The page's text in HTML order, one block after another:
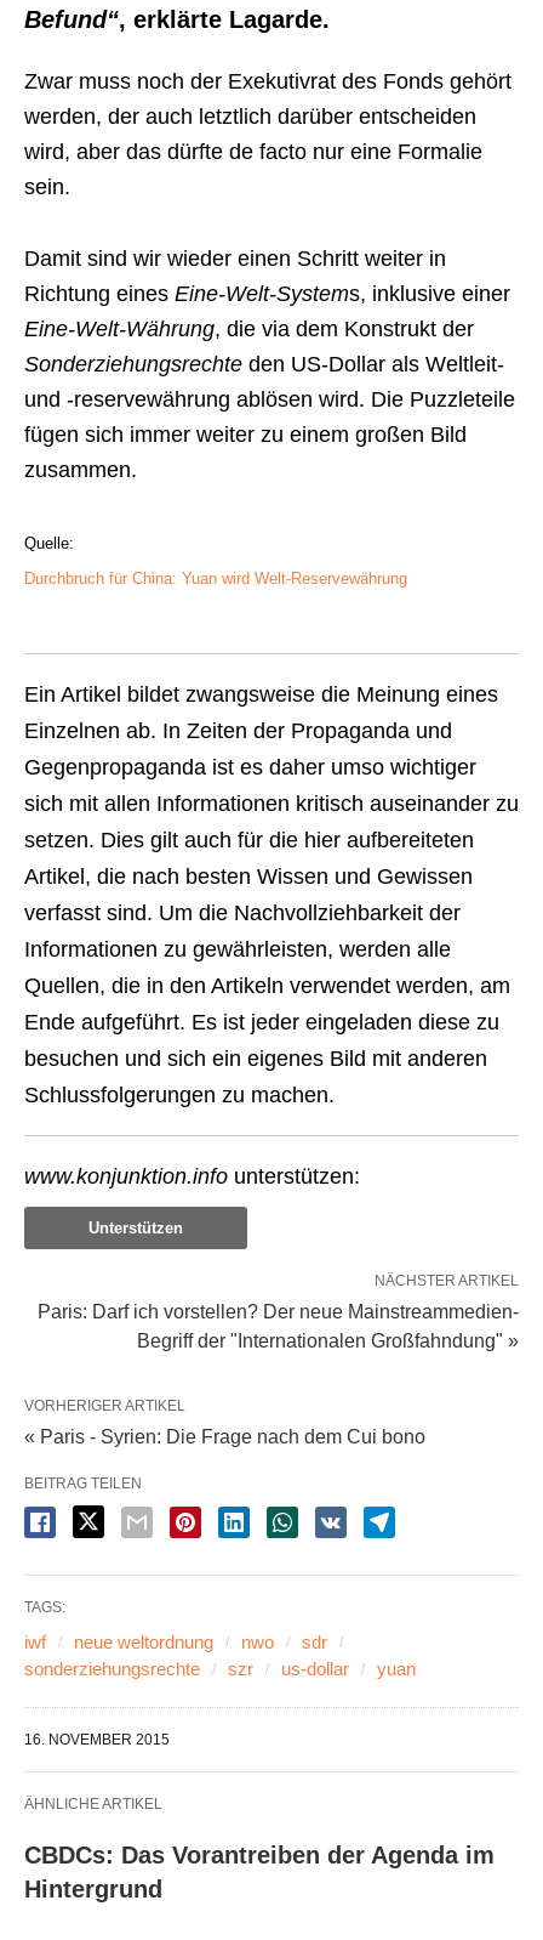
Befund“, erklärte Lagarde.
Zwar muss noch der Exekutivrat des Fonds gehört
werden, der auch letztlich darüber entscheiden
wird, aber das dürfte de facto nur eine Formalie
sein.
Damit sind wir wieder einen Schritt weiter in
Richtung eines Eine-Welt-Systems, inklusive einer
Eine-Welt-Währung, die via dem Konstrukt der
Sonderziehungsrechte den US-Dollar als Weltleit-
und -reservewährung ablösen wird. Die Puzzleteile
fügen sich immer weiter zu einem großen Bild
zusammen.
Quelle:
Durchbruch für China: Yuan wird Welt-Reservewährung
Ein Artikel bildet zwangsweise die Meinung eines
Einzelnen ab. In Zeiten der Propaganda und
Gegenpropaganda ist es daher umso wichtiger
sich mit allen Informationen kritisch auseinander zu
setzen. Dies gilt auch für die hier aufbereiteten
Artikel, die nach besten Wissen und Gewissen
verfasst sind. Um die Nachvollziehbarkeit der
Informationen zu gewährleisten, werden alle
Quellen, die in den Artikeln verwendet werden, am
Ende aufgeführt. Es ist jeder eingeladen diese zu
besuchen und sich ein eigenes Bild mit anderen
Schlussfolgerungen zu machen.
www.konjunktion.info unterstützen:
Unterstützen
NÄCHSTER ARTIKEL
Paris: Darf ich vorstellen? Der neue Mainstreammedien-
Begriff der "Internationalen Großfahndung" »
VORHERIGER ARTIKEL
« Paris - Syrien: Die Frage nach dem Cui bono
BEITRAG TEILEN
TAGS:
iwf neue weltordnung nwo
sdr
sonderziehungsrechte
szr us-dollar yuan
16. NOVEMBER 2015
ÄHNLICHE ARTIKEL
CBDCs: Das Vorantreiben der Agenda im
Hintergrund